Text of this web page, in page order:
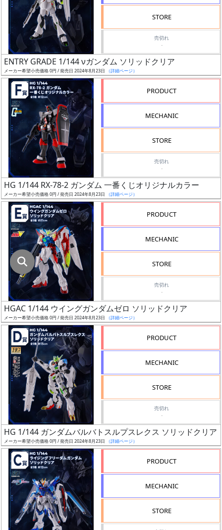
店
指
定
店
舗
が
最
安
値
の
み
表
ボ
ス
ア
タ
ー
（β）
STORE
売切れ
-
ENTRY GRADE 1/144 νガンダム ソリッドクリア
メーカー希望小売価格 0円 / 発売日 2024年8月23日 （詳細ページ）
PRODUCT
MECHANIC
STORE
売切れ
-
HG 1/144 RX-78-2 ガンダム 一番くじオリジナルカラー
メーカー希望小売価格 0円 / 発売日 2024年8月23日 （詳細ページ）
PRODUCT
MECHANIC
STORE
売切れ
-
HGAC 1/144 ウイングガンダムゼロ ソリッドクリア
メーカー希望小売価格 0円 / 発売日 2024年8月23日 （詳細ページ）
PRODUCT
MECHANIC
STORE
売切れ
-
HG 1/144 ガンダムバルバトスルプスレクス ソリッドクリア
メーカー希望小売価格 0円 / 発売日 2024年8月23日 （詳細ページ）
PRODUCT
MECHANIC
STORE